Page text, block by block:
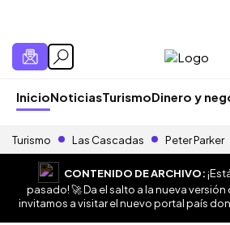
InicioNoticiasTurismoDinero y
Turismo Las Cascadas Peter Parker
CONTENIDO DE ARCHIVO:
pasado! 🚀 Da el salto a la nueva versión
invitamos a visitar el nuevo portal país